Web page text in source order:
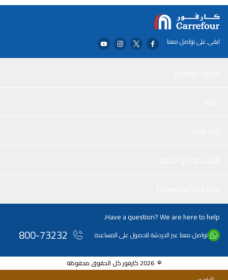
ابقى على تواصل معنا
Have a question? We are here to help.
تواصل معنا عبر الدردشة للحصول على المساعدة 800-73232
© 2026 كارفور كل الحقوق محفوظة